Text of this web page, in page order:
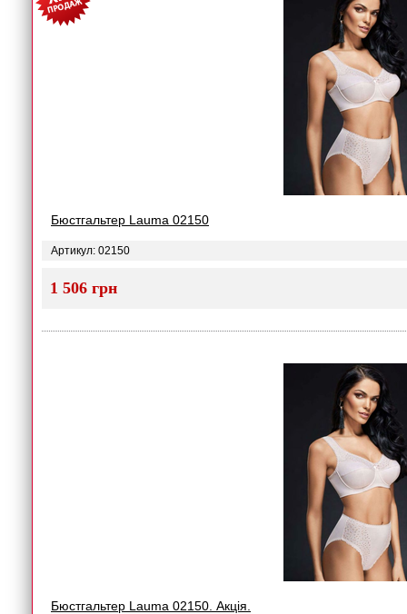
Бюстгальтер Lauma 02150
Артикул: 02150
1 506 грн
Бюстгальтер Lauma 02150. Акція.